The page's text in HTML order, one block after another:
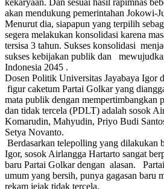
akan mendukung pemerintahan Jokowi-
Menurut dia, siapapun yang terpilih
segera melakukan konsolidasi karena
tersisa 3 tahun. Sukses konsolidasi
sukses kebijakan publik dan
Indonesia 2045 .
Dosen Politik Universitas Jayabaya Igor
figur caketum Partai Golkar yang
mata publik dengan mempertimbangkan
dan tidak tercela (PDLT) adalah sosok
Komarudin, Mahyudin, Priyo Budi
Setya Novanto.
Berdasarkan telepolling yang dilakukan
Igor, sosok Airlangga Hartarto sangat
baru Partai Golkar dengan alasan.
umum yang bersih, punya gagasan baru
rekam jejak tidak tercela.